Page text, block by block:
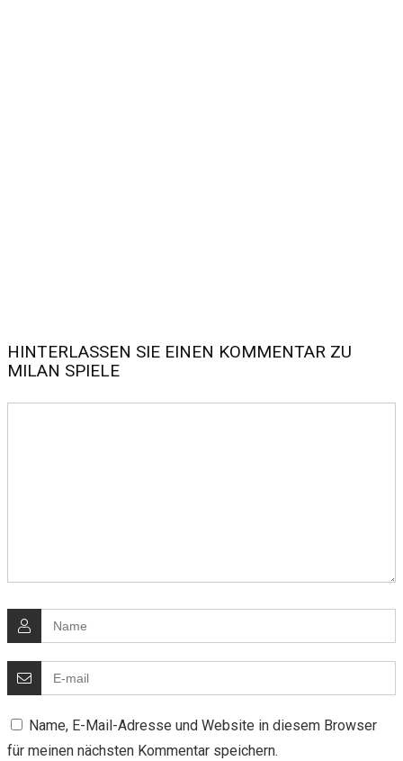
HINTERLASSEN SIE EINEN KOMMENTAR ZU
MILAN SPIELE
Name, E-Mail-Adresse und Website in diesem Browser
für meinen nächsten Kommentar speichern.